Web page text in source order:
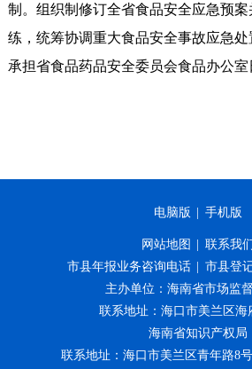
制。组织制修订全省食品安全应急预
练，统筹协调重大食品安全事故应急处
承担省食品药品安全委员会食品办公室
电脑版 手机版
网站地图
联系我们
市县年报业务咨询电话
市县登
主办单位：海南省市场监
联系地址：海口市美兰区海
海南省知识产权局
联系地址：海口市美兰区青年路8号